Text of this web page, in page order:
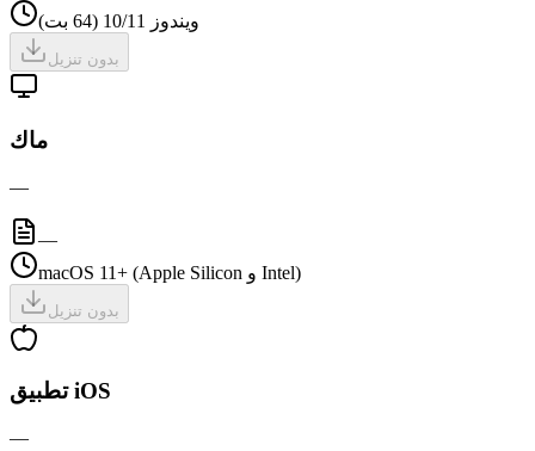
ويندوز 10/11 (64 بت)
بدون تنزيل
ماك
—
—
macOS 11+ (Apple Silicon و Intel)
بدون تنزيل
تطبيق iOS
—